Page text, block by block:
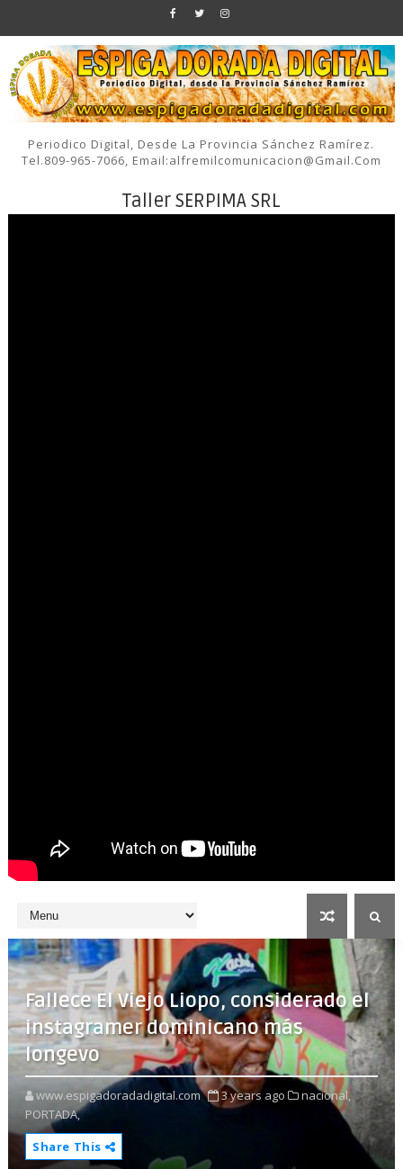
Periodico Digital, Desde La Provincia Sánchez Ramírez.
Tel.809-965-7066, Email:alfremilcomunicacion@gmail.com
Taller SERPIMA SRL
Fallece El Viejo Liopo, considerado el
instagramer dominicano más
longevo
www.espigadoradadigital.com 3 years ago
nacional,
PORTADA,
Share This